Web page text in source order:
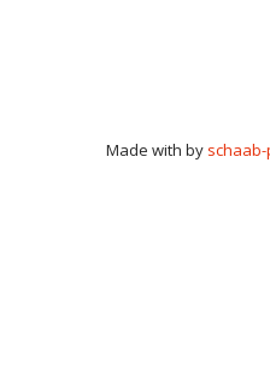
Made with by